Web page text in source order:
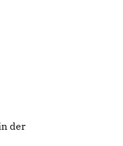
der